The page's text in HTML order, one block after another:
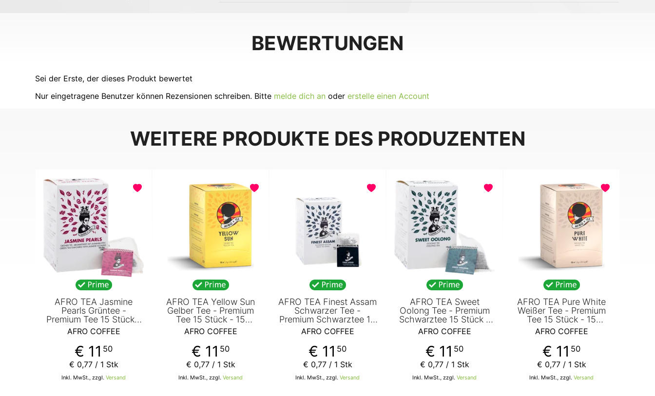
BEWERTUNGEN
Sei der Erste, der dieses Produkt bewertet
Nur eingetragene Benutzer können Rezensionen schreiben. Bitte melde dich an oder erstelle einen Account
WEITERE PRODUKTE DES PRODUZENTEN
AFRO TEA Jasmine
Pearls Grüntee -
Premium Tee 15 Stück -
15 handgenähte
Teebeutel mit
Jasminblüten von AFRO
COFFEE
AFRO COFFEE
€ 11 50
Inkl. MwSt., zzgl. Versand
€ 0,77/ 1 Stk
AFRO TEA Yellow Sun
Gelber Tee - Premium
Tee 15 Stück - 15
handgenähte Teebeutel
mit Yellow Tea aus China
von AFRO COFFEE
AFRO COFFEE
€ 11 50
Inkl. MwSt., zzgl. Versand
€ 0,77/ 1 Stk
AFRO TEA Finest Assam
Schwarzer Tee -
Premium Schwarztee 15
Stück - 15 handgenähte
Teebeutel mit Assam Tee
von AFRO COFFEE
AFRO COFFEE
€ 11 50
Inkl. MwSt., zzgl. Versand
€ 0,77/ 1 Stk
AFRO TEA Sweet
Oolong Tee - Premium
Schwarztee 15 Stück -
15 handgenähte
Teebeutel mit Oloong
Tee von AFRO COFFEE
AFRO COFFEE
€ 11 50
Inkl. MwSt., zzgl. Versand
€ 0,77/ 1 Stk
AFRO TEA Pure White
Weißer Tee - Premium
Tee 15 Stück - 15
handgenähte Teebeutel
mit Weißtee von AFRO
COFFEE
AFRO COFFEE
€ 11 50
Inkl. MwSt., zzgl. Versand
€ 0,77/ 1 Stk